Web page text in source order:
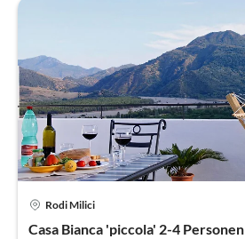
Rodi Milici
Casa Bianca 'piccola' 2-4 Personen